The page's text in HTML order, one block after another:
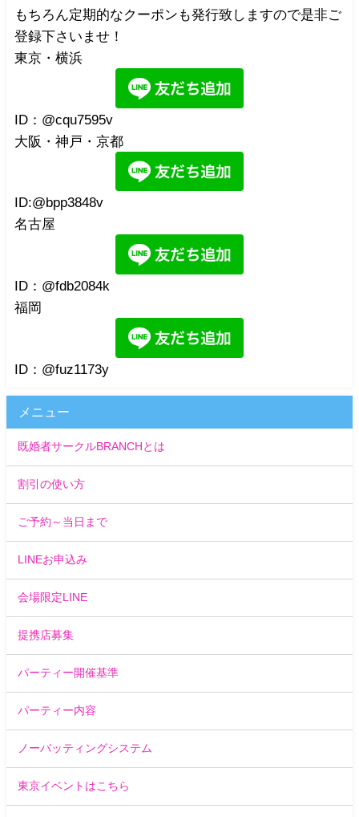
もちろん定期的なクーポンも発行致しますので是非ご
登録下さいませ！
東京・横浜
ID：@cqu7595v
大阪・神戸・京都
ID:@bpp3848v
名古屋
ID：@fdb2084k
福岡
ID：@fuz1173y
メニュー
既婚者サークルBRANCHとは
割引の使い方
ご予約～当日まで
LINEお申込み
会場限定LINE
提携店募集
パーティー開催基準
パーティー内容
ノーバッティングシステム
東京イベントはこちら